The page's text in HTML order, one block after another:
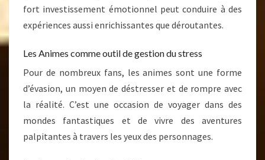
fort investissement émotionnel peut conduire à des
expériences aussi enrichissantes que déroutantes.
Les Animes comme outil de gestion du stress
Pour de nombreux fans, les animes sont une forme
d’évasion, un moyen de déstresser et de rompre avec
la réalité. C’est une occasion de voyager dans des
mondes fantastiques et de vivre des aventures
palpitantes à travers les yeux des personnages.